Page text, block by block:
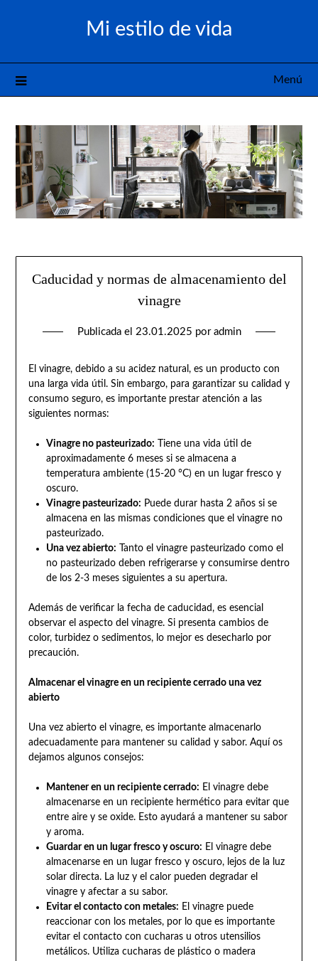
Mi estilo de vida
Menú
Caducidad y normas de almacenamiento del
vinagre
Publicada el 23.01.2025 por admin
El vinagre, debido a su acidez natural, es un producto con
una larga vida útil. Sin embargo, para garantizar su calidad y
consumo seguro, es importante prestar atención a las
siguientes normas:
Vinagre no pasteurizado: Tiene una vida útil de
aproximadamente 6 meses si se almacena a
temperatura ambiente (15-20 °C) en un lugar fresco y
oscuro.
Vinagre pasteurizado: Puede durar hasta 2 años si se
almacena en las mismas condiciones que el vinagre no
pasteurizado.
Una vez abierto: Tanto el vinagre pasteurizado como el
no pasteurizado deben refrigerarse y consumirse dentro
de los 2-3 meses siguientes a su apertura.
Además de verificar la fecha de caducidad, es esencial
observar el aspecto del vinagre. Si presenta cambios de
color, turbidez o sedimentos, lo mejor es desecharlo por
precaución.
Almacenar el vinagre en un recipiente cerrado una vez
abierto
Una vez abierto el vinagre, es importante almacenarlo
adecuadamente para mantener su calidad y sabor. Aquí os
dejamos algunos consejos:
Mantener en un recipiente cerrado: El vinagre debe
almacenarse en un recipiente hermético para evitar que
entre aire y se oxide. Esto ayudará a mantener su sabor
y aroma.
Guardar en un lugar fresco y oscuro: El vinagre debe
almacenarse en un lugar fresco y oscuro, lejos de la luz
solar directa. La luz y el calor pueden degradar el
vinagre y afectar a su sabor.
Evitar el contacto con metales: El vinagre puede
reaccionar con los metales, por lo que es importante
evitar el contacto con cucharas u otros utensilios
metálicos. Utiliza cucharas de plástico o madera